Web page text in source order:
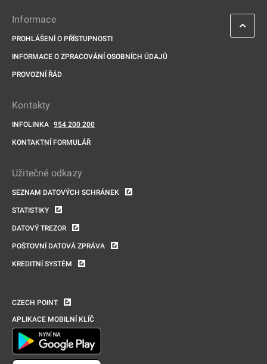
Informace
PROHLÁŠENÍ O PŘÍSTUPNOSTI
INFORMACE O ZPRACOVÁNÍ OSOBNÍCH ÚDAJŮ
PROVOZNÍ ŘÁD
Kontakty
INFOLINKA 954 200 200
KONTAKTNÍ FORMULÁŘ
Užitečné odkazy
SEZNAM DATOVÝCH SCHRÁNEK
STATISTIKY
DATOVÝ TREZOR
POŠTOVNÍ DATOVÁ ZPRÁVA
KREDITNÍ SYSTÉM
CZECH POINT
APLIKACE MOBILNÍ KLÍČ